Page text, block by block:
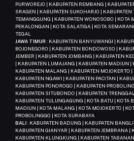
PURWOREJO | KABUPATEN REMBANG |
SRAGEN | KABUPATEN SUKOHARJO | KABUPATEN
TEMANGGUNG | KABUPATEN WONOSOBO | KOTA
PEKALONGAN | KOTA SALATIGA | KOTA
TEGAL
JAWA TIMUR : KABUPATEN BANYUWANGI |
BOJONEGORO | KABUPATEN BONDOWOSO |
JEMBER | KABUPATEN JOMBANG | KABUPATEN
| KABUPATEN LUMAJANG | KABUPATEN MADIUN |
KABUPATEN MALANG | KABUPATEN MOJOKERTO
KABUPATEN NGAWI | KABUPATEN PACITAN |
KABUPATEN PONOROGO | KABUPATEN
KABUPATEN SITUBONDO | KABUPATEN
KABUPATEN TULUNGAGUNG | KOTA BATU | KOTA
MADIUN | KOTA MALANG | KOTA MOJOKERTO |
PROBOLINGGO | KOTA SURABAYA
BALI : KABUPATEN BADUNG | KABUPATEN
KABUPATEN GIANYAR | KABUPATEN JEMBRANA |
KABUPATEN KLUNGKUNG | KABUPATEN